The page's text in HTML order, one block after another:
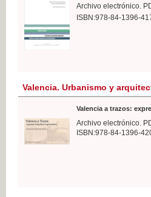
Archivo electrónico.
ISBN:978-84-1396-
Valencia. Urbanismo y
Valencia a trazos:
Archivo electrónico.
ISBN:978-84-1396-